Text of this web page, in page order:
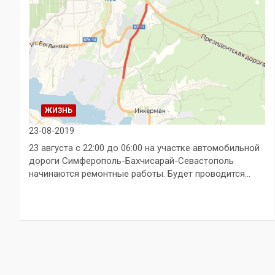
ЖИЗНЬ
23-08-2019
23 августа с 22:00 до 06:00 на участке автомобильной
дороги Симферополь-Бахчисарай-Севастополь
начинаются ремонтные работы. Будет проводится…